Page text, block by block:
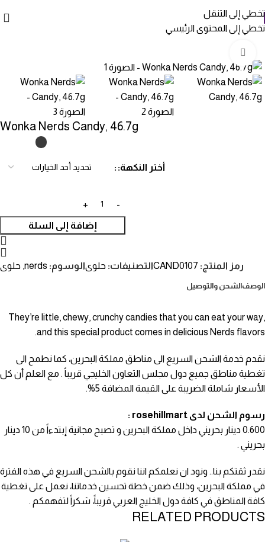
تخطي إلى التنقل
تخطي إلى المحتوى الرئيسي
Wonka Nerds Candy, 46.7g
أختر النكهة:
إضافة إلى السلة
رمز المنتج: CAND0107التصنيفات: حلوىالوسوم: nerds
, حلوى
الوصفالشحن والتوصيل
They’re little, chewy, crunchy candies that you can eat your way,
and this special product comes in delicious Nerds flavors.
نقدم خدمة الشحن السريع الى مناطق مملكة البحرين، كما نطمح الى
تغطية مناطق جميع دول مجلس التعاون الخليجي قريباً . مع العلم أن كل
الأسعار شاملة الضريبة على القيمة المضافة 5%.
رسوم الشحن لدى rosehillmart :
0.600 دينار بحريني داخل مملكة البحرين و تصبح مجانية إبتدءاً من 10 دينار
بحريني .
نقدر ثقتكم بنا.. ونود ان نعلمكم اننا نقوم بالشحن السريع في هذه الفترة
في مملكة البحرين، وذلك ضمن خطة تحسين خدماتنا، نعمل على تغطية
كافة المناطق في كافة دول الخليج العربي قريباً، شكراً لتفهمكم .
RELATED PRODUCTS